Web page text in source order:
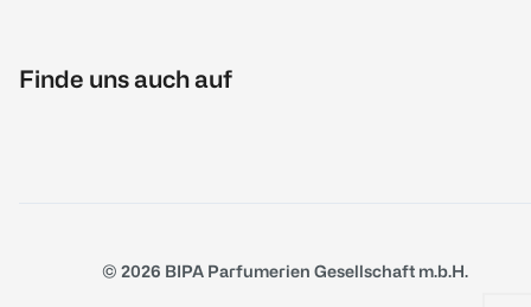
Finde uns auch auf
© 2026 BIPA Parfumerien Gesellschaft m.b.H.